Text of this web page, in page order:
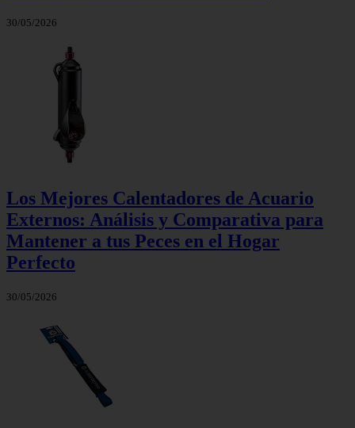
30/05/2026
Los Mejores Calentadores de Acuario
Externos: Análisis y Comparativa para
Mantener a tus Peces en el Hogar
Perfecto
30/05/2026